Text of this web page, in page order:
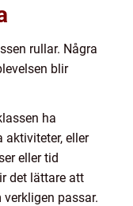
rullar. Några
blir
ha
eller
eller tid
det lättare att
passar.